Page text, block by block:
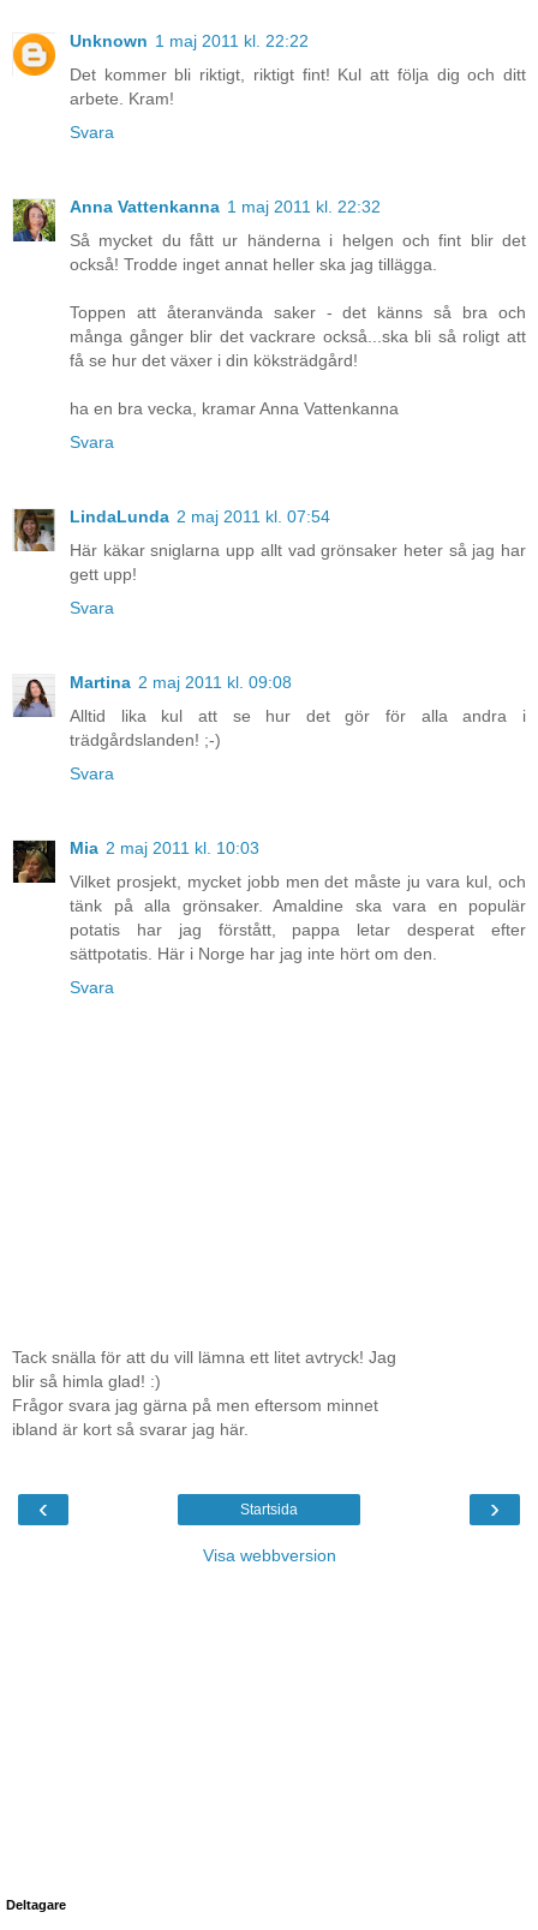
Unknown 1 maj 2011 kl. 22:22
Det kommer bli riktigt, riktigt fint! Kul att följa dig och ditt
arbete. Kram!
Svara
Anna Vattenkanna 1 maj 2011 kl. 22:32
Så mycket du fått ur händerna i helgen och fint blir det
också! Trodde inget annat heller ska jag tillägga.
Toppen att återanvända saker - det känns så bra och
många gånger blir det vackrare också...ska bli så roligt att
få se hur det växer i din köksträdgård!
ha en bra vecka, kramar Anna Vattenkanna
Svara
LindaLunda 2 maj 2011 kl. 07:54
Här käkar sniglarna upp allt vad grönsaker heter så jag har
gett upp!
Svara
Martina 2 maj 2011 kl. 09:08
Alltid lika kul att se hur det gör för alla andra i
trädgårdslanden! ;-)
Svara
Mia 2 maj 2011 kl. 10:03
Vilket prosjekt, mycket jobb men det måste ju vara kul, och
tänk på alla grönsaker. Amaldine ska vara en populär
potatis har jag förstått, pappa letar desperat efter
sättpotatis. Här i Norge har jag inte hört om den.
Svara
Tack snälla för att du vill lämna ett litet avtryck! Jag
blir så himla glad! :)
Frågor svara jag gärna på men eftersom minnet
ibland är kort så svarar jag här.
‹ ›
Startsida
Visa webbversion
Deltagare